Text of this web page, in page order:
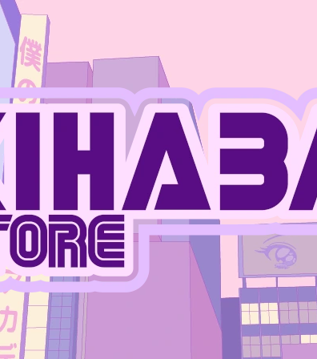
CO POTŘEBUJETE NAJÍT?
HLEDAT
DOPORUČUJEME
KAISEN - MEGUMI FUSHIGURO ONE